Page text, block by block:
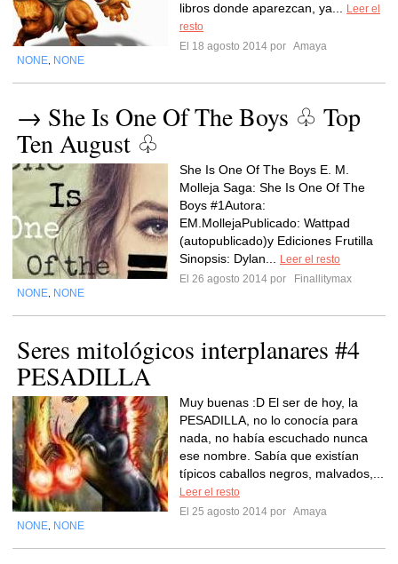
libros donde aparezcan, ya...
Leer el
resto
El 18 agosto 2014 por Amaya
NONE NONE
→ She Is One Of The Boys ♧ Top
Ten August ♧
She Is One Of The Boys E. M.
Molleja Saga: She Is One Of The
Boys #1Autora:
EM.MollejaPublicado: Wattpad
(autopublicado)y Ediciones Frutilla
Sinopsis: Dylan...
Leer el resto
El 26 agosto 2014 por
Finallitymax
NONE NONE
Seres mitológicos interplanares #4
PESADILLA
Muy buenas :D El ser de hoy, la
PESADILLA, no lo conocía para
nada, no había escuchado nunca
ese nombre. Sabía que existían
típicos caballos negros, malvados,...
Leer el resto
El 25 agosto 2014 por Amaya
NONE NONE